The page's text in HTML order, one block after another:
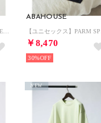
ABAHOUSE
￥8,470
30%
NEW